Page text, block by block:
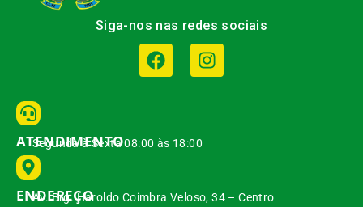
Siga-nos nas redes sociais
ATENDIMENTO
Segunda à Sexta 08:00 às 18:00
ENDEREÇO
Av. Brg. Haroldo Coimbra Veloso, 34 – Centro